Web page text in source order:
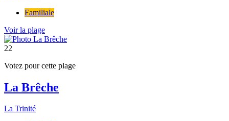
Familiale
Voir la plage
22
Votez pour cette plage
La Brêche
La Trinité